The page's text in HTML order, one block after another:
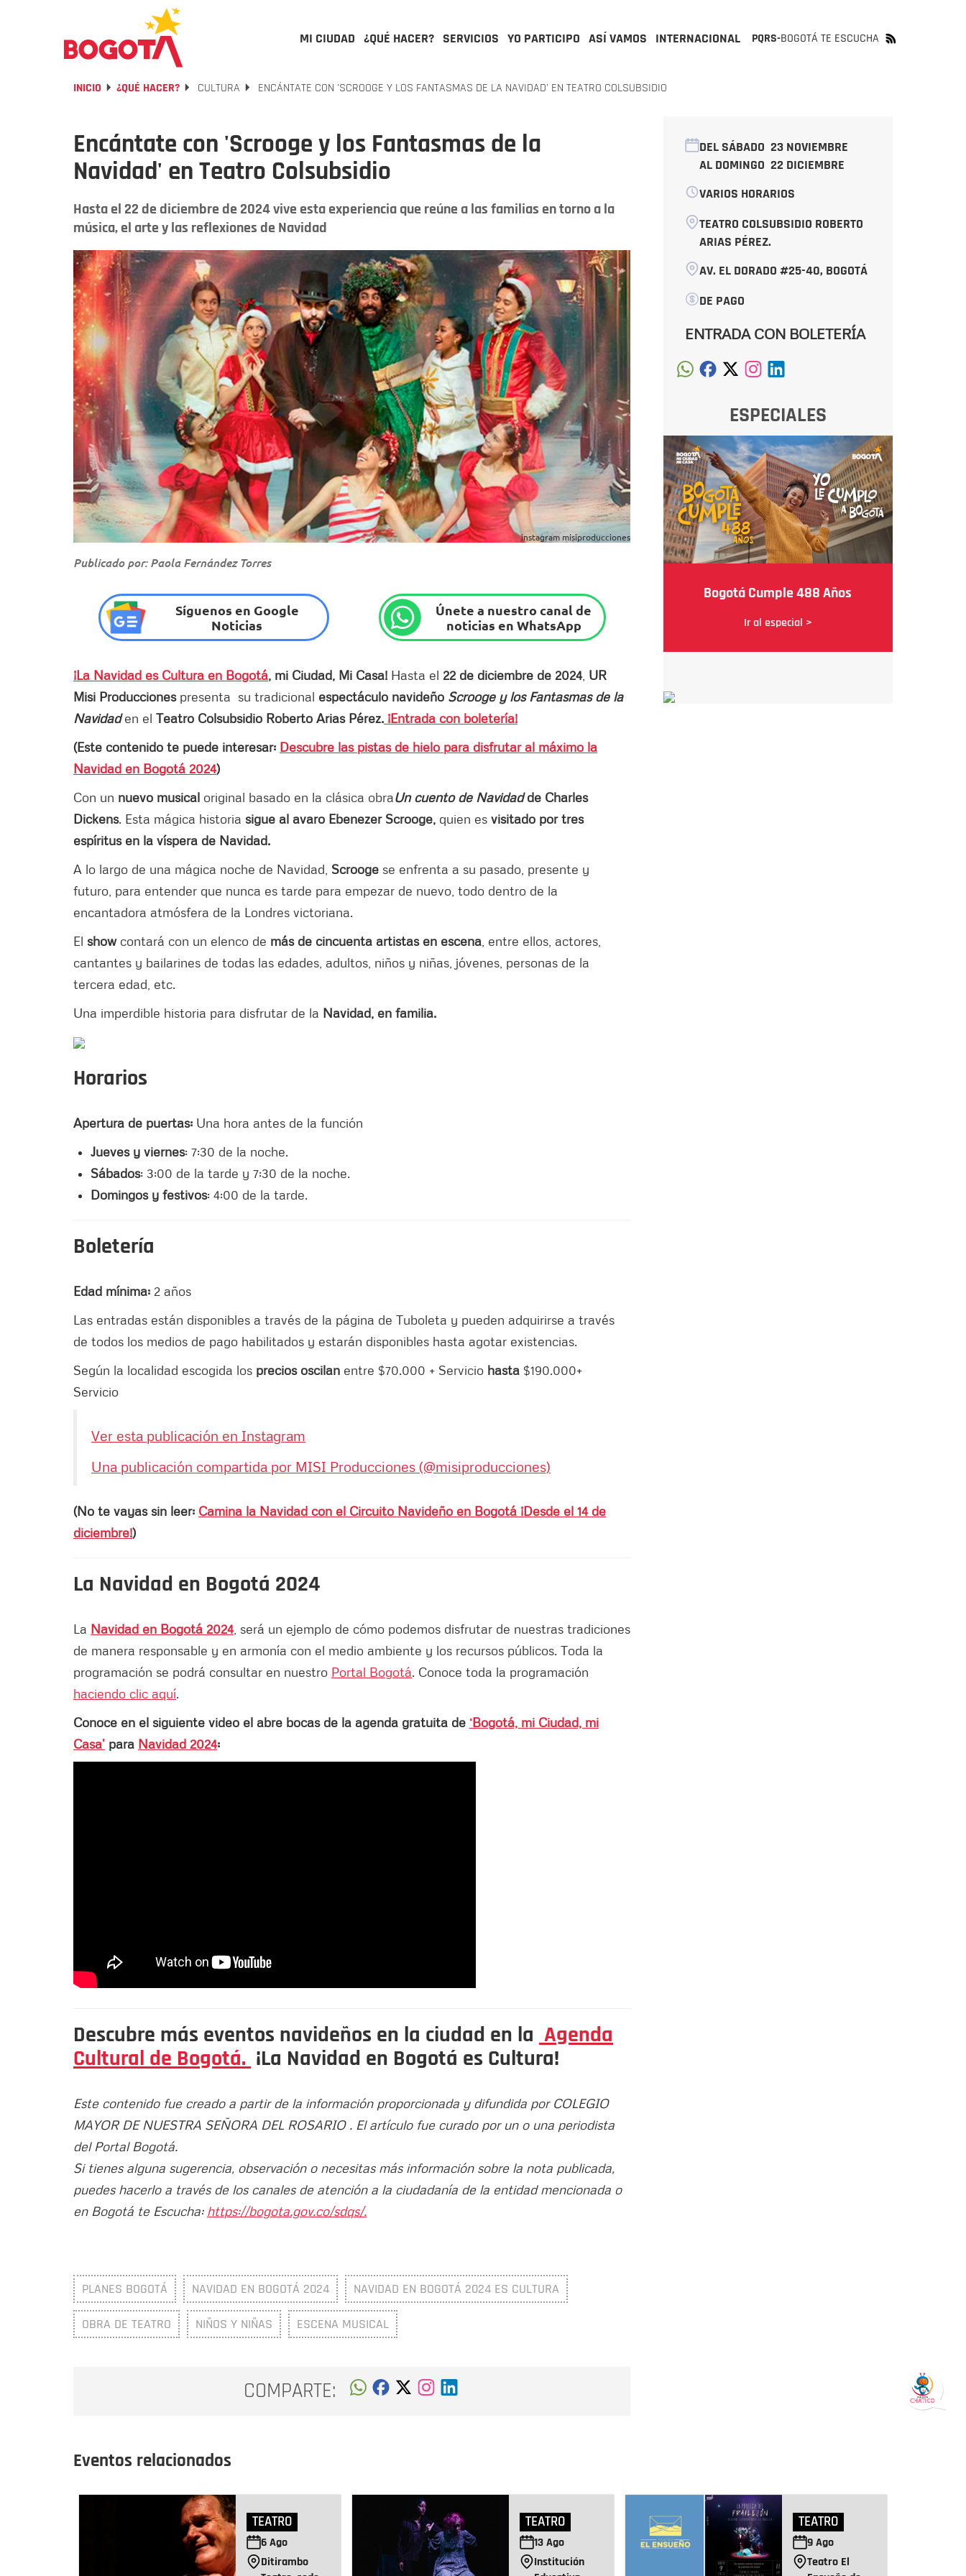
MI CIUDAD ¿QUÉ HACER? SERVICIOS YO PARTICIPO ASÍ VAMOS INTERNACIONAL PQRS-BOGOTÁ TE ESCUCHA
INICIO ¿QUÉ HACER? CULTURA ENCÁNTATE CON 'SCROOGE Y LOS FANTASMAS DE LA NAVIDAD' EN TEATRO COLSUBSIDIO
Encántate con 'Scrooge y los Fantasmas de la
Navidad' en Teatro Colsubsidio
Hasta el 22 de diciembre de 2024 vive esta experiencia que reúne a las familias en torno a la
música, el arte y las reflexiones de Navidad
instagram misiproducciones
Publicado por: Paola Fernández Torres
Síguenos en Google
Noticias
Únete a nuestro canal de
noticias en WhatsApp
¡La Navidad es Cultura en Bogotá, mi Ciudad, Mi Casa! Hasta el 22 de diciembre de 2024, UR
Misi Produccionespresenta su tradicional espectáculo navideño Scrooge y los Fantasmas de la
Navidaden el Teatro Colsubsidio Roberto Arias Pérez. ¡Entrada con boletería!
(Este contenido te puede interesar: Descubre las pistas de hielo para disfrutar al máximo la
Navidad en Bogotá 2024)
Con un nuevo musical original basado en la clásica obraUn cuento de Navidadde Charles
Dickens. Esta mágica historia sigue al avaro Ebenezer Scrooge, quien es visitado por tres
espíritus en la víspera de Navidad.
A lo largo de una mágica noche de Navidad, Scrooge se enfrenta a su pasado, presente y
futuro, para entender que nunca es tarde para empezar de nuevo, todo dentro de la
encantadora atmósfera de la Londres victoriana.
El showcontará con un elenco de más de cincuenta artistas en escena , entre ellos, actores,
cantantes y bailarines de todas las edades, adultos, niños y niñas, jóvenes, personas de la
tercera edad, etc.
Una imperdible historia para disfrutar de la Navidad, en familia.
Horarios
Apertura de puertas: Una hora antes de la función
Jueves y viernes: 7:30 de la noche.
Sábados: 3:00 de la tarde y 7:30 de la noche.
Domingos y festivos: 4:00 de la tarde.
Boletería
Edad mínima: 2 años
Las entradas están disponibles a través de la página de Tuboleta y pueden adquirirse a través
de todos los medios de pago habilitados y estarán disponibles hasta agotar existencias.
Según la localidad escogida los precios oscilan entre $70.000 + Servicio hasta $190.000+
Servicio
Ver esta publicación en Instagram
Una publicación compartida por MISI Producciones (@misiproducciones)
(No te vayas sin leer: Camina la Navidad con el Circuito Navideño en Bogotá ¡Desde el 14 de
diciembre!)
La Navidad en Bogotá 2024
La Navidad en Bogotá 2024, será un ejemplo de cómo podemos disfrutar de nuestras tradiciones
de manera responsable y en armonía con el medio ambiente y los recursos públicos. Toda la
programación se podrá consultar en nuestro Portal Bogotá. Conoce toda la programación
haciendo clic aquí.
Conoce en el siguiente video el abre bocas de la agenda gratuita de ‘Bogotá, mi Ciudad, mi
Casa’ para Navidad 2024:
Descubre más eventos navideños en la ciudad en la Agenda
Cultural de Bogotá. ¡La Navidad en Bogotá es Cultura!
Este contenido fue creado a partir de la información proporcionada y difundida por COLEGIO
MAYOR DE NUESTRA SEÑORA DEL ROSARIO . El artículo fue curado por un o una periodista
del Portal Bogotá.
Si tienes alguna sugerencia, observación o necesitas más información sobre la nota publicada,
puedes hacerlo a través de los canales de atención a la ciudadanía de la entidad mencionada o
en Bogotá te Escucha: https://bogota.gov.co/sdqs/.
PLANES BOGOTÁ NAVIDAD EN BOGOTÁ 2024 NAVIDAD EN BOGOTÁ 2024 ES CULTURA
OBRA DE TEATRO NIÑOS Y NIÑAS ESCENA MUSICAL
COMPARTE:
DEL SÁBADO 23 NOVIEMBRE
AL DOMINGO 22 DICIEMBRE
VARIOS HORARIOS
TEATRO COLSUBSIDIO ROBERTO
ARIAS PÉREZ.
AV. EL DORADO #25-40, BOGOTÁ
DE PAGO
ENTRADA CON BOLETERÍA
ESPECIALES
Bogotá Cumple 488 Años
Ir al especial >
Eventos relacionados
TEATRO
6Ago
Ditirambo
TEATRO
13Ago
Institución
TEATRO
9Ago
Teatro El